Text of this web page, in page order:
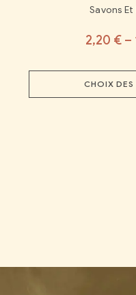
Savons
2,20 € –
CHOIX